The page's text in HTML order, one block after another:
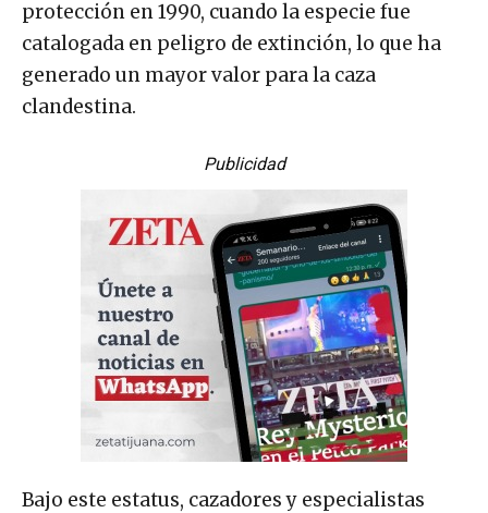
protección en 1990, cuando la especie fue
catalogada en peligro de extinción, lo que ha
generado un mayor valor para la caza
clandestina.
Publicidad
Bajo este estatus, cazadores y especialistas